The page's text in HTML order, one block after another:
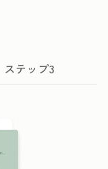
ステップ3